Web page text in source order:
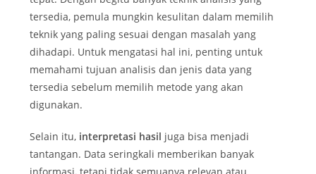
tersedia, pemula mungkin kesulitan dalam memilih
teknik yang paling sesuai dengan masalah yang
dihadapi. Untuk mengatasi hal ini, penting untuk
memahami tujuan analisis dan jenis data yang
tersedia sebelum memilih metode yang akan
digunakan.
Selain itu, interpretasi hasil juga bisa menjadi
tantangan. Data seringkali memberikan banyak